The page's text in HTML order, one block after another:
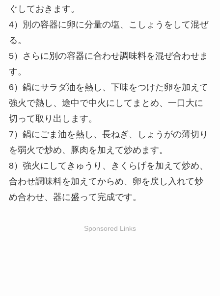
ぐしておきます。
4）別の容器に卵に分量の塩、こしょうをして混ぜ
る。
5）さらに別の容器に合わせ調味料を混ぜ合わせま
す。
6）鍋にサラダ油を熱し、下味をつけた卵を加えて
強火で熱し、途中で中火にしてまとめ、一口大に
切って取り出します。
7）鍋にごま油を熱し、長ねぎ、しょうがの薄切り
を弱火で炒め、豚肉を加えて炒めます。
8）強火にしてきゅうり、きくらげを加えて炒め、
合わせ調味料を加えてからめ、卵を戻し入れて炒
め合わせ、器に盛って完成です。
Sponsored Links